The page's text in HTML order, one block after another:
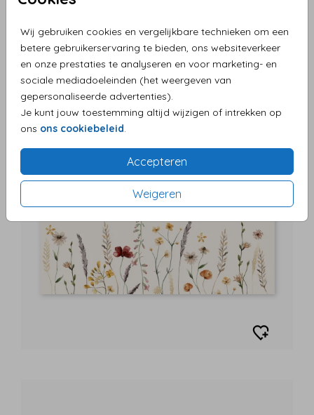
Wij gebruiken cookies en vergelijkbare technieken om een
betere gebruikerservaring te bieden, ons websiteverkeer
en onze prestaties te analyseren en voor marketing- en
sociale mediadoeleinden (het weergeven van
gepersonaliseerde advertenties).
Je kunt jouw toestemming altijd wijzigen of intrekken op
ons ons cookiebeleid.
Accepteren
Weigeren